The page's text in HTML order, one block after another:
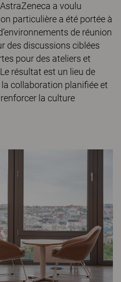
a voulu
particulière a été portée à
de réunion
des discussions ciblées
pour des ateliers et
résultat est un lieu de
collaboration planifiée et
la culture